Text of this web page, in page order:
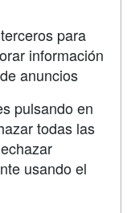
EN:
para
información
anuncios
pulsando en
todas las
usando el